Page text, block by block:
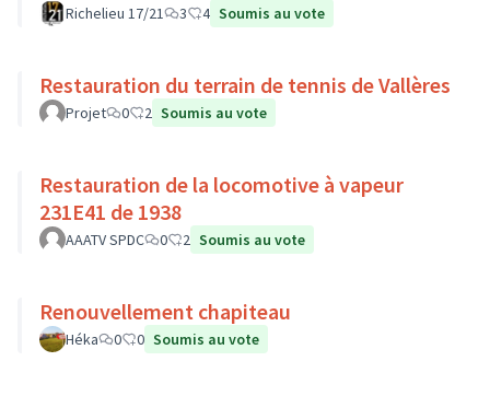
Richelieu 17/21 3 4 Soumis au vote
Restauration du terrain de tennis de Vallères
Projet 0 2 Soumis au vote
Restauration de la locomotive à vapeur
231E41 de 1938
AAATV SPDC 0 2 Soumis au vote
Renouvellement chapiteau
Héka 0 0 Soumis au vote